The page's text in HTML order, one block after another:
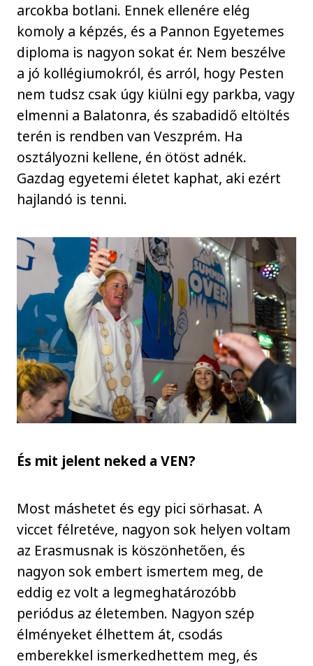
arcokba botlani. Ennek ellenére elég
komoly a képzés, és a Pannon Egyetemes
diploma is nagyon sokat ér. Nem beszélve
a jó kollégiumokról, és arról, hogy Pesten
nem tudsz csak úgy kiülni egy parkba, vagy
elmenni a Balatonra, és szabadidő eltöltés
terén is rendben van Veszprém. Ha
osztályozni kellene, én ötöst adnék.
Gazdag egyetemi életet kaphat, aki ezért
hajlandó is tenni.
És mit jelent neked a VEN?
Most máshetet és egy pici sörhasat. A
viccet félretéve, nagyon sok helyen voltam
az Erasmusnak is köszönhetően, és
nagyon sok embert ismertem meg, de
eddig ez volt a legmeghatározóbb
periódus az életemben. Nagyon szép
élményeket élhettem át, csodás
emberekkel ismerkedhettem meg, és